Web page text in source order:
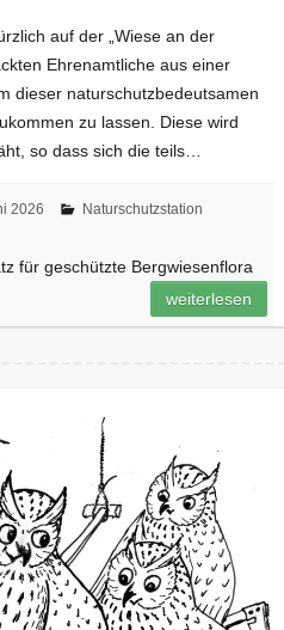
auf der „Wiese an der
Ehrenamtliche aus einer
dieser naturschutzbedeutsamen
zu lassen. Diese wird
so dass sich die teils…
2026
Naturschutzstation
für geschützte Bergwiesenflora
weiterlesen